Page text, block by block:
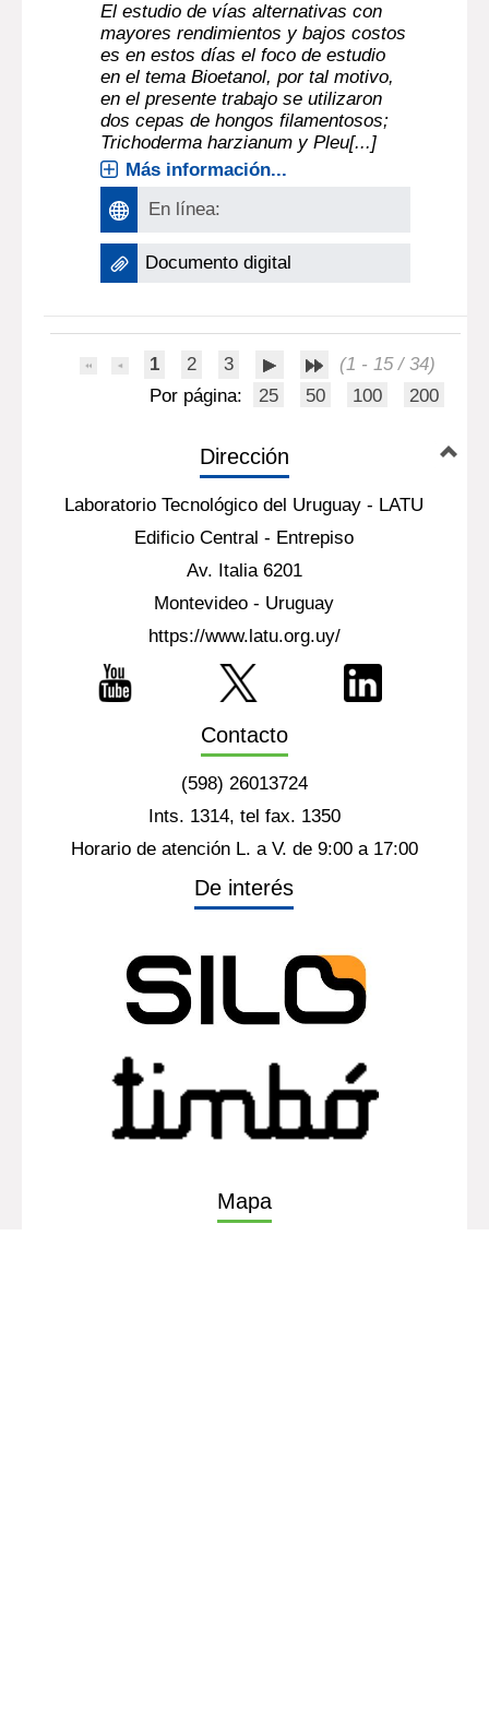
El estudio de vías alternativas con
mayores rendimientos y bajos costos
es en estos días el foco de estudio
en el tema Bioetanol, por tal motivo,
en el presente trabajo se utilizaron
dos cepas de hongos filamentosos;
Trichoderma harzianum y Pleu[...]
Más información...
En línea:
Documento digital
1 2 3
(1 - 15 / 34)
Por página:
25 50 100 200
Dirección
Laboratorio Tecnológico del Uruguay - LATU
Edificio Central - Entrepiso
Av. Italia 6201
Montevideo - Uruguay
https://www.latu.org.uy/
Contacto
(598) 26013724
Ints. 1314, tel fax. 1350
Horario de atención L. a V. de 9:00 a 17:00
De interés
Mapa